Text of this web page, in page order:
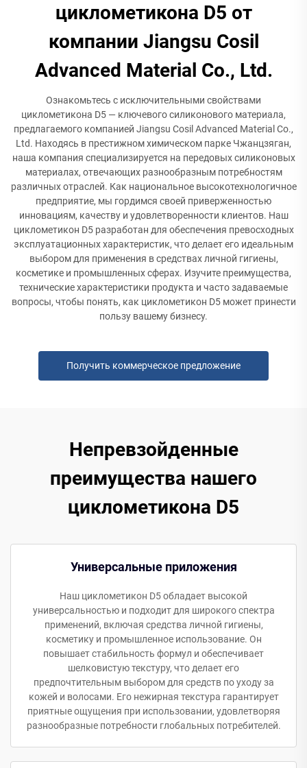
циклометикона D5 от
компании Jiangsu Cosil
Advanced Material Co., Ltd.
Ознакомьтесь с исключительными свойствами
циклометикона D5 — ключевого силиконового материала,
предлагаемого компанией Jiangsu Cosil Advanced Material Co.,
Ltd. Находясь в престижном химическом парке Чжанцзяган,
наша компания специализируется на передовых силиконовых
материалах, отвечающих разнообразным потребностям
различных отраслей. Как национальное высокотехнологичное
предприятие, мы гордимся своей приверженностью
инновациям, качеству и удовлетворенности клиентов. Наш
циклометикон D5 разработан для обеспечения превосходных
эксплуатационных характеристик, что делает его идеальным
выбором для применения в средствах личной гигиены,
косметике и промышленных сферах. Изучите преимущества,
технические характеристики продукта и часто задаваемые
вопросы, чтобы понять, как циклометикон D5 может принести
пользу вашему бизнесу.
Получить коммерческое предложение
Непревзойденные
преимущества нашего
циклометикона D5
Универсальные приложения
Наш циклометикон D5 обладает высокой
универсальностью и подходит для широкого спектра
применений, включая средства личной гигиены,
косметику и промышленное использование. Он
повышает стабильность формул и обеспечивает
шелковистую текстуру, что делает его
предпочтительным выбором для средств по уходу за
кожей и волосами. Его нежирная текстура гарантирует
приятные ощущения при использовании, удовлетворяя
разнообразные потребности глобальных потребителей.